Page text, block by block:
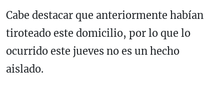
Cabe destacar que anteriormente habían
tiroteado este domicilio, por lo que lo
ocurrido este jueves no es un hecho
aislado.